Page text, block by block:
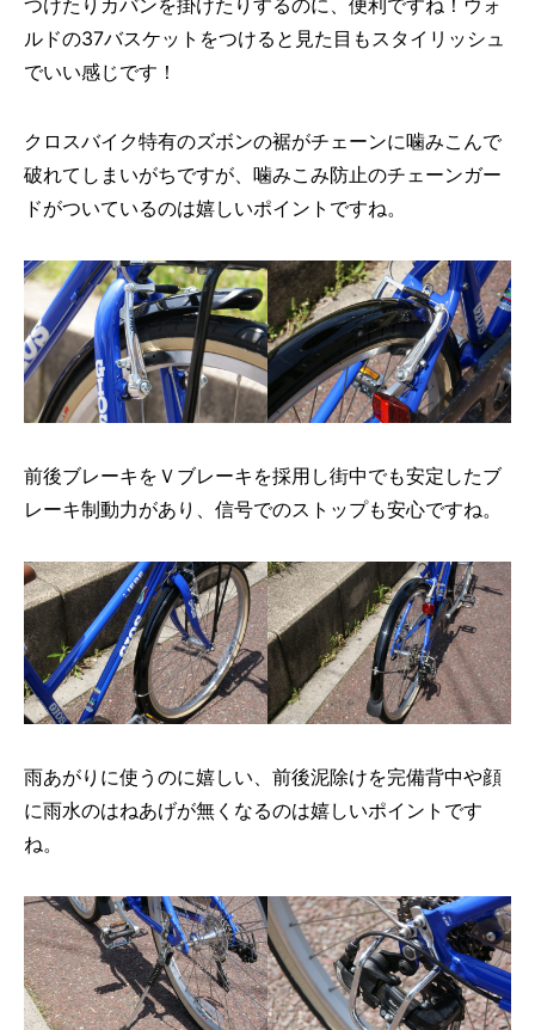
つけたりカバンを掛けたりするのに、便利ですね！ウォ
ルドの37バスケットをつけると見た目もスタイリッシュ
でいい感じです！
クロスバイク特有のズボンの裾がチェーンに噛みこんで
破れてしまいがちですが、噛みこみ防止のチェーンガー
ドがついているのは嬉しいポイントですね。
前後ブレーキをＶブレーキを採用し街中でも安定したブ
レーキ制動力があり、信号でのストップも安心ですね。​
雨あがりに使うのに嬉しい、前後泥除けを完備背中や顔
に雨水のはねあげが無くなるのは嬉しいポイントです
ね。